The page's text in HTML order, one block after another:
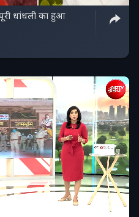
धांधली का हुआ